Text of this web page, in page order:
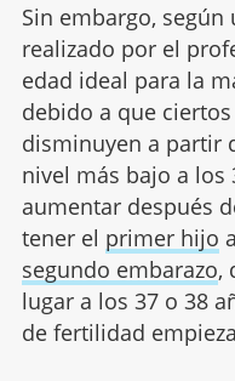
Sin embargo,
realizado por el
edad ideal para la
debido a que
disminuyen a partir
nivel más bajo a los
aumentar después
tener el primer hijo
segundo embarazo,
lugar a los 37 o 38
de fertilidad